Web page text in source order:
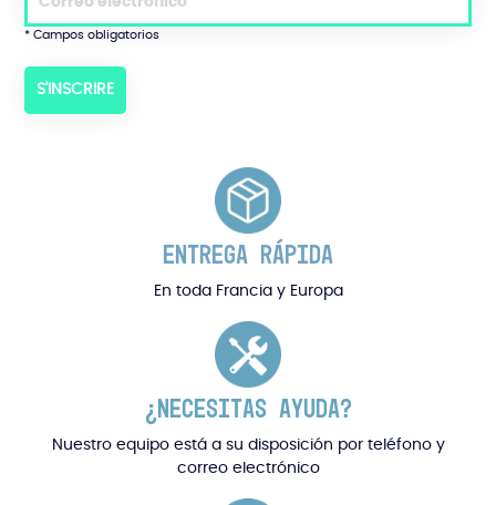
* Campos obligatorios
ENTREGA RÁPIDA
En toda Francia y Europa
¿NECESITAS AYUDA?
Nuestro equipo está a su disposición por teléfono y
correo electrónico